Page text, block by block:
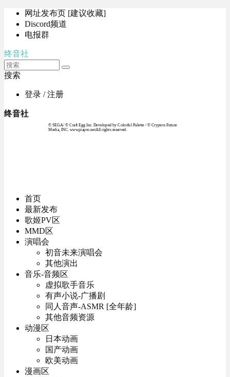
网址发布页 [建议收藏]
Discord频道
电报群
终音社
搜索
登录 / 注册
终音社
© SEGA / © Craft Egg Inc. Developed by Colorful Palette / © Crypton Future
Media, INC. www.piapro.netAll rights reserved.
首页
最新发布
歌姬PV区
MMD区
演唱会
初音未来演唱会
其他演出
音乐-音频区
虚拟歌手音乐
有声小说-广播剧
同人音声-ASMR [全年龄]
其他音频资源
动漫区
日本动画
国产动画
欧美动画
漫画区